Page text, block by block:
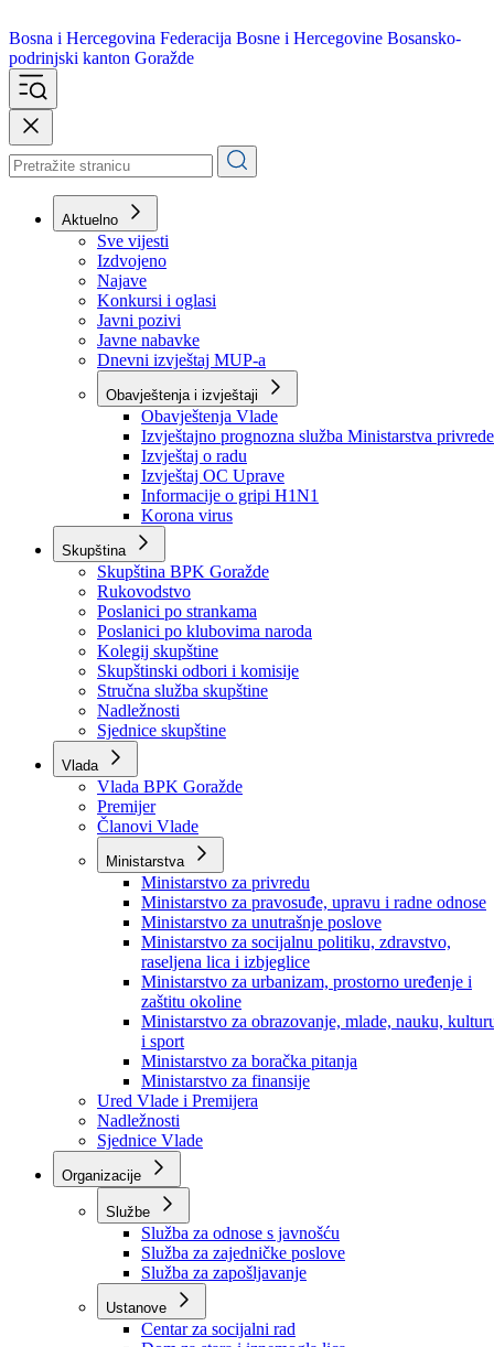
Bosna i Hercegovina
podrinjski kanton Goražde
Aktuelno
Sve vijesti
Izdvojeno
Najave
Konkursi i oglasi
Javni pozivi
Javne nabavke
Dnevni izvještaj MUP-a
Obavještenja i izvještaji
Obavještenja Vlade
Izvještajno prognozna služba Ministarstva privrede
Izvještaj o radu
Izvještaj OC Uprave
Informacije o gripi H1N1
Korona virus
Skupština
Skupština BPK Goražde
Rukovodstvo
Poslanici po strankama
Poslanici po klubovima naroda
Kolegij skupštine
Skupštinski odbori i komisije
Stručna služba skupštine
Nadležnosti
Sjednice skupštine
Vlada
Vlada BPK Goražde
Premijer
Članovi Vlade
Ministarstva
Ministarstvo za privredu
Ministarstvo za pravosuđe, upravu i radne odnose
Ministarstvo za unutrašnje poslove
Ministarstvo za socijalnu politiku, zdravstvo,
raseljena lica i izbjeglice
Ministarstvo za urbanizam, prostorno uređenje i
zaštitu okoline
Ministarstvo za obrazovanje, mlade, nauku,
i sport
Ministarstvo za boračka pitanja
Ministarstvo za finansije
Ured Vlade i Premijera
Nadležnosti
Sjednice Vlade
Organizacije
Službe
Služba za odnose s javnošću
Služba za zajedničke poslove
Služba za zapošljavanje